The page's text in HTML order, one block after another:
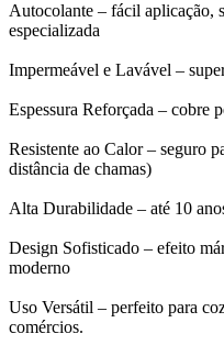
Autocolante – fácil aplicação,
especializada
Impermeável e Lavável –
Espessura Reforçada – cobre
Resistente ao Calor – seguro
distância de chamas)
Alta Durabilidade – até 10
Design Sofisticado – efeito
moderno
Uso Versátil – perfeito para
comércios.